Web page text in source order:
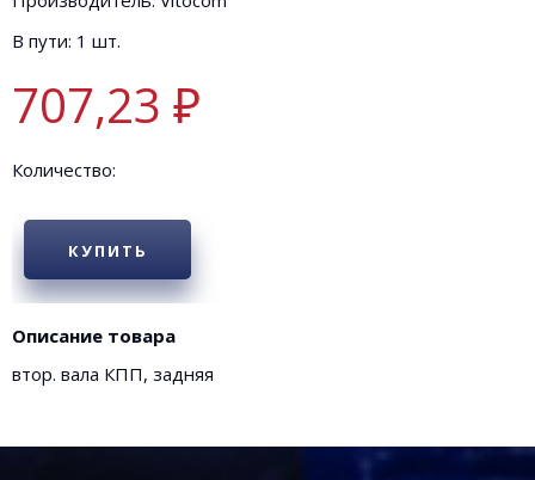
В пути: 1 шт.
707,23 ₽
Количество:
КУПИТЬ
Описание товара
втор. вала КПП, задняя